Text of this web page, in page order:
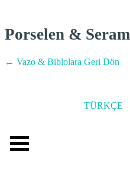
Porselen &
← Vazo & Biblolara Geri Dön
TÜRKÇE